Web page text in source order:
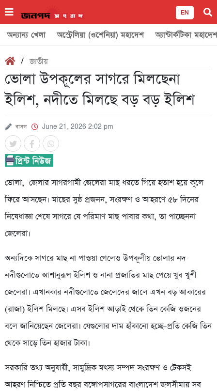
EN
অন্যান্য খেলা অস্ট্রেলিয়া (ওশেনিয়া) মহাদেশ অ্যান্টার্কটিকা মহাদেশ
/জাতীয়
ভোলা উপকূলের সাগরে মিলছেনা
ইলিশ, নদীতে মিলছে বড় বড় ইলিশ
বাসস June 21, 2026 2:02 pm
ভোলা, জেলার সাগরগামী জেলেরা মাছ ধরতে গিয়ে হতাশ হয়ে কূলে
ফিরে আসছেন। মাছের সুষ্ঠ প্রজনন, সংরক্ষণ ও আহরণে ৫৮ দিনের
নিষেধাজ্ঞা শেষে সাগরে যে পরিমাণ মাছ পাবার কথা, তা পাচ্ছেননা
জেলেরা।
অন্যদিকে সাগরে মাছ না পাওয়া গেলেও উপকূলীয় ভোলার নদ-
নদীগুলোতে আশানুরূপ ইলিশ ও নানা প্রজাতির মাছ পেয়ে খুব খুশী
জেলেরা। এখানকার নদীগুলোতে জেলেদের জালে এখন বড় আকারের
(রাজা) ইলিশ মিলছে। এসব ইলিশ আড়াই থেকে তিন কেজি ওজনের
বলে জানিয়েছেন জেলেরা। যেগুলোর দাম হাঁকানো হচ্ছে-প্রতি কেজি তিন
থেকে সাড়ে তিন হাজার টাকা।
সরকারি তথ্য অনুযায়ী, সামুদ্রিক মৎস্য সম্পদ সংরক্ষণ ও টেকসই
আহরণ নিশ্চিতে প্রতি বছর বঙ্গোপসাগরের বাংলাদেশ জলসীমায় সব